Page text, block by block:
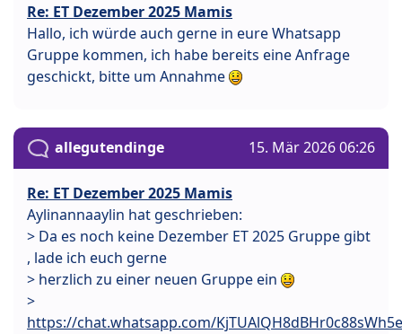
Re: ET Dezember 2025 Mamis
Hallo, ich würde auch gerne in eure Whatsapp
Gruppe kommen, ich habe bereits eine Anfrage
geschickt, bitte um Annahme
allegutendinge 15. Mär 2026 06:26
Re: ET Dezember 2025 Mamis
Aylinannaaylin hat geschrieben:
> Da es noch keine Dezember ET 2025 Gruppe gibt
, lade ich euch gerne
> herzlich zu einer neuen Gruppe ein
>
https://chat.whatsapp.com/KjTUAlQH8dBHr0c88sWh5e